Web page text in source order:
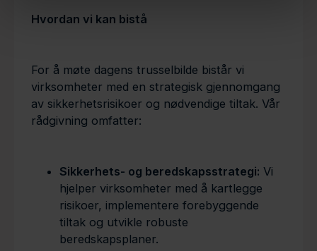
Hvordan vi kan bistå
For å møte dagens trusselbilde bistår vi
virksomheter med en strategisk gjennomgang
av sikkerhetsrisikoer og nødvendige tiltak. Vår
rådgivning omfatter:
Sikkerhets- og beredskapsstrategi: Vi
hjelper virksomheter med å kartlegge
risikoer, implementere forebyggende
tiltak og utvikle robuste
beredskapsplaner.